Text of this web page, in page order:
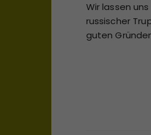
Wir lassen
russischer
guten